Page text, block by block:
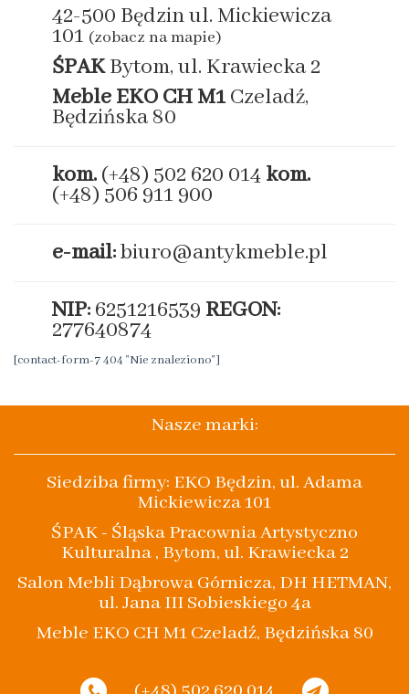
42-500 Będzin ul. Mickiewicza
101 (zobacz na mapie)
ŚPAKBytom, ul. Krawiecka 2
Meble EKO CH M1Czeladź,
Będzińska 80
kom. (+48) 502 620 014 kom.
(+48) 506 911 900
e-mail:biuro@antykmeble.pl
NIP: 6251216539 REGON:
277640874
[contact-form-7 404 "Nie znaleziono"]
Nasze marki:
Siedziba firmy: EKO Będzin, ul. Adama
Mickiewicza 101
ŚPAK - Śląska Pracownia Artystyczno
Kulturalna , Bytom, ul. Krawiecka 2
Salon Mebli Dąbrowa Górnicza, DH HETMAN,
ul. Jana III Sobieskiego 4a
Meble EKO CH M1 Czeladź, Będzińska 80